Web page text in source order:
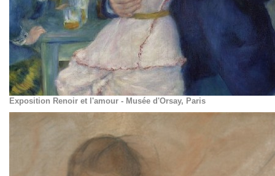
Exposition Renoir et l'amour - Musée d'Orsay, Paris